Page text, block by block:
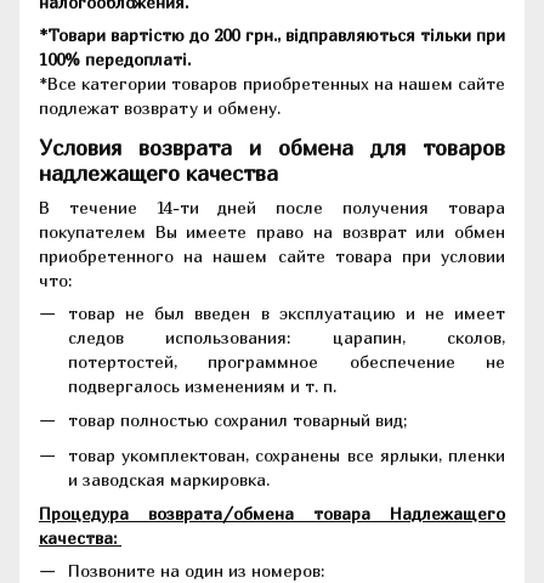
*Товари вартістю до 200 грн., відправляються тільки при
100% передоплаті.
*Все категории товаров приобретенных на нашем сайте
подлежат возврату и обмену.
Условия возврата и обмена для товаров
надлежащего качества
В течение 14-ти дней после получения товара
покупателем Вы имеете право на возврат или обмен
приобретенного на нашем сайте товара при условии
что:
товар не был введен в эксплуатацию и не имеет
следов использования: царапин, сколов,
потертостей, программное обеспечение не
подвергалось изменениям и т. п.
товар полностью сохранил товарный вид;
товар укомплектован, сохранены все ярлыки, пленки
и заводская маркировка.
Процедура возврата/обмена товара Надлежащего
качества:
Позвоните на один из номеров: